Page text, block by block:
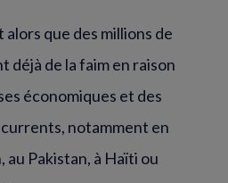
que des millions de
déjà de la faim en raison
économiques et des
notamment en
au Pakistan, à Haïti ou